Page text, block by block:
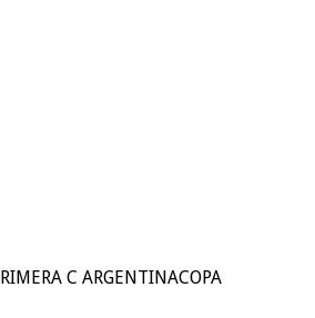
C ARGENTINACOPA